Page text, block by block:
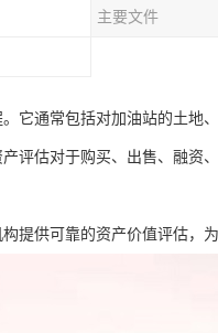
主要文件
它通常包括对加油站的土地
评估对于购买、出售、融资
提供可靠的资产价值评估，